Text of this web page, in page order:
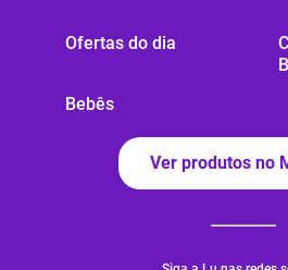
Ofertas do dia
Bebês
Ver produtos no